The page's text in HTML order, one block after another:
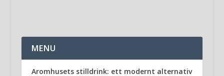
MENU
Aromhusets stilldrink: ett modernt alternativ